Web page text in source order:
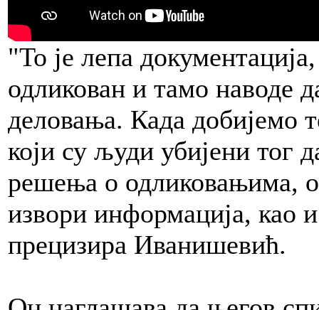
"То је лепа
одликован и тамо наводе
деловања. Када добијемо
који су људи убијени тог
решења о одликовањима,
извори информација, као
прецизира Иванишевић.